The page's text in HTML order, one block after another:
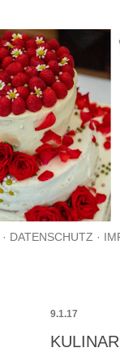
DATENSCHUTZ
9.1.17